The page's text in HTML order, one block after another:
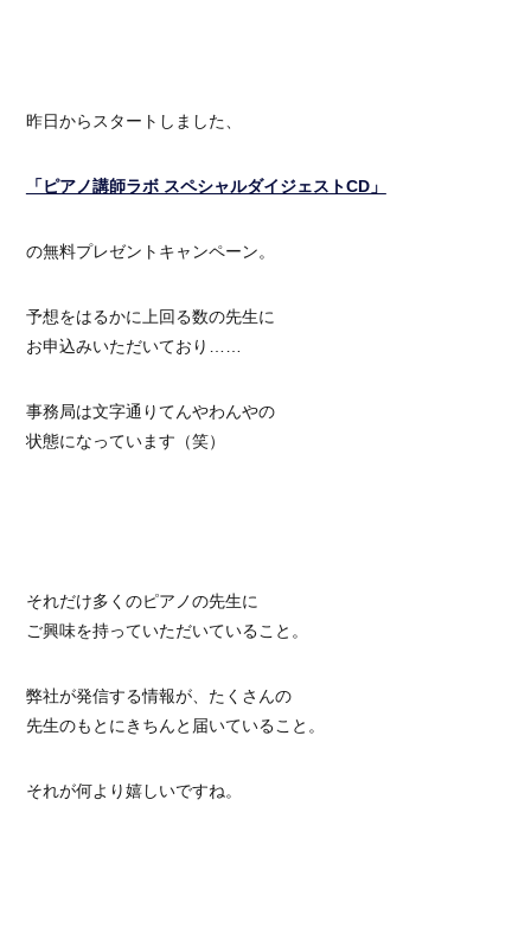
昨日からスタートしました、
「ピアノ講師ラボ スペシャルダイジェストCD」
の無料プレゼントキャンペーン。
予想をはるかに上回る数の先生に
お申込みいただいており……
事務局は文字通りてんやわんやの
状態になっています（笑）
それだけ多くのピアノの先生に
ご興味を持っていただいていること。
弊社が発信する情報が、たくさんの
先生のもとにきちんと届いていること。
それが何より嬉しいですね。